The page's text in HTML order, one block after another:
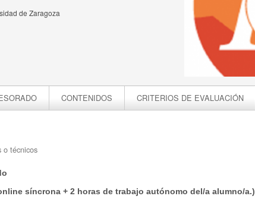
de Zaragoza
CONTENIDOS CRITERIOS DE EVALUACIÓN
o técnicos
síncrona + 2 horas de trabajo autónomo del/a alumno/a.)